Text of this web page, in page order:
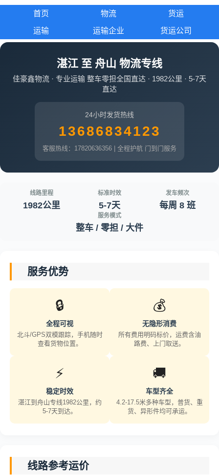
首页 物流 货运
运输 运输企业 货运公司
湛江 至 舟山 物流专线
佳豪鑫物流 · 专业运输 整车零担全国直达 · 1982公里 · 5-7天
直达
24小时发货热线
13686834123
客服热线：17820636356 | 全程护航 门到门服务
线路里程
1982公里
标准时效
5-7天
发车频次
每周 8 班
服务模式
整车 / 零担 / 大件
服务优势
🔒
全程可视
北斗/GPS双模跟踪，手机随时
查看货物位置。
💰
无隐形消费
所有费用明码标价，运费含油
路费、上门取送。
⚡
稳定时效
湛江到舟山专线1982公里，约
5-7天到达。
🚚
车型齐全
4.2-17.5米多种车型，普货、重
货、异形件均可承运。
线路参考运价